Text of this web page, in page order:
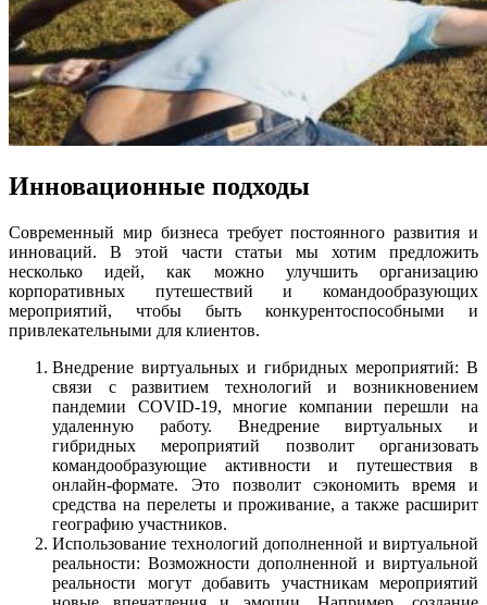
Инновационные подходы
Современный мир бизнеса требует постоянного развития и
инноваций. В этой части статьи мы хотим предложить
несколько идей, как можно улучшить организацию
корпоративных путешествий и командообразующих
мероприятий, чтобы быть конкурентоспособными и
привлекательными для клиентов.
Внедрение виртуальных и гибридных мероприятий: В
связи с развитием технологий и возникновением
пандемии COVID-19, многие компании перешли на
удаленную работу. Внедрение виртуальных и
гибридных мероприятий позволит организовать
командообразующие активности и путешествия в
онлайн-формате. Это позволит сэкономить время и
средства на перелеты и проживание, а также расширит
географию участников.
Использование технологий дополненной и виртуальной
реальности: Возможности дополненной и виртуальной
реальности могут добавить участникам мероприятий